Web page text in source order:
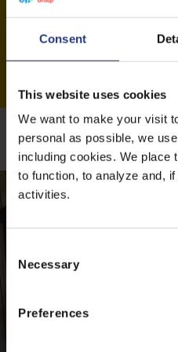
Consent
This website uses cookies
We want to make your visit
personal as possible, we
including cookies. We place
to function, to analyze and,
activities.
Necessary
Preferences
Meer